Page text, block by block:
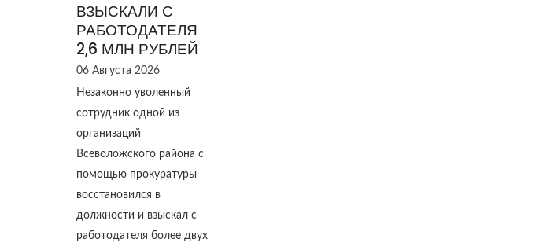
ВЗЫСКАЛИ С
РАБОТОДАТЕЛЯ
2,6 МЛН РУБЛЕЙ
06 Августа 2026
Незаконно уволенный
сотрудник одной из
организаций
Всеволожского района с
помощью прокуратуры
восстановился в
должности и взыскал с
работодателя более двух